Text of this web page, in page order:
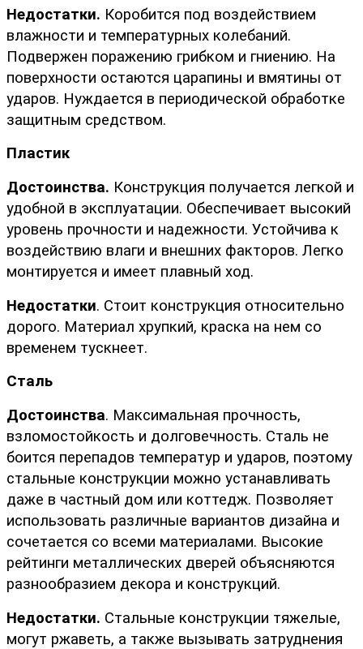
Недостатки. Коробится под воздействием
влажности и температурных колебаний.
Подвержен поражению грибком и гниению. На
поверхности остаются царапины и вмятины от
ударов. Нуждается в периодической обработке
защитным средством.
Пластик
Достоинства. Конструкция получается легкой и
удобной в эксплуатации. Обеспечивает высокий
уровень прочности и надежности. Устойчива к
воздействию влаги и внешних факторов. Легко
монтируется и имеет плавный ход.
Недостатки. Стоит конструкция относительно
дорого. Материал хрупкий, краска на нем со
временем тускнеет.
Сталь
Достоинства. Максимальная прочность,
взломостойкость и долговечность. Сталь не
боится перепадов температур и ударов, поэтому
стальные конструкции можно устанавливать
даже в частный дом или коттедж. Позволяет
использовать различные вариантов дизайна и
сочетается со всеми материалами. Высокие
рейтинги металлических дверей объясняются
разнообразием декора и конструкций.
Недостатки. Стальные конструкции тяжелые,
могут ржаветь, а также вызывать затруднения